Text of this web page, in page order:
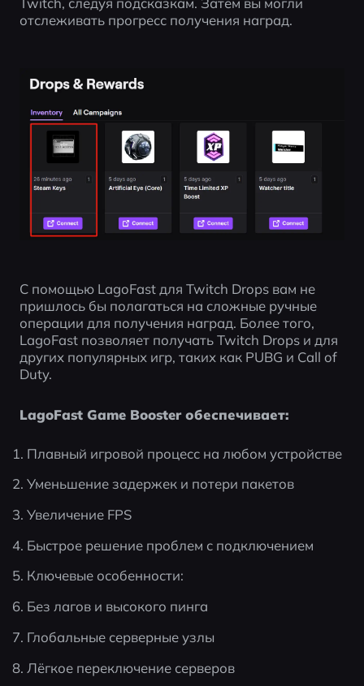
отслеживать прогресс получения наград.
С помощью LagoFast для Twitch Drops вам не
пришлось бы полагаться на сложные ручные
операции для получения наград. Более того,
LagoFast позволяет получать Twitch Drops и для
других популярных игр, таких как PUBG и Call of
Duty.
LagoFast Game Booster обеспечивает:
Плавный игровой процесс на любом устройстве
Уменьшение задержек и потери пакетов
Увеличение FPS
Быстрое решение проблем с подключением
Ключевые особенности:
Без лагов и высокого пинга
Глобальные серверные узлы
Лёгкое переключение серверов